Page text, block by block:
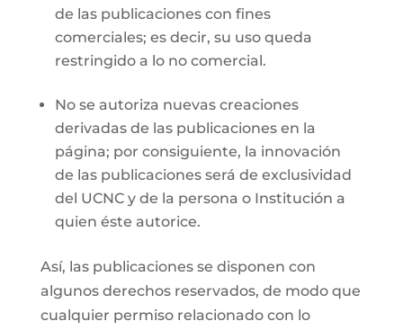
de las publicaciones con fines
comerciales; es decir, su uso queda
restringido a lo no comercial.
No se autoriza nuevas creaciones
derivadas de las publicaciones en la
página; por consiguiente, la innovación
de las publicaciones será de exclusividad
del UCNC y de la persona o Institución a
quien éste autorice.
Así, las publicaciones se disponen con
algunos derechos reservados, de modo que
cualquier permiso relacionado con lo